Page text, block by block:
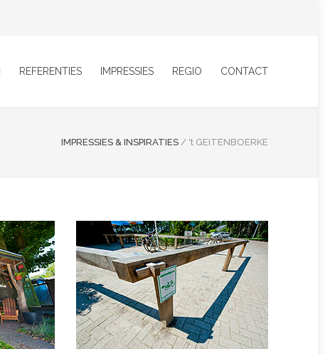
REFERENTIES IMPRESSIES REGIO CONTACT
IMPRESSIES & INSPIRATIES / 't GEITENBOERKE